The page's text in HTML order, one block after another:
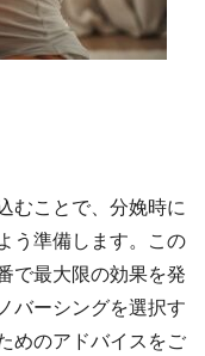
むことで、分娩時に
う準備します。この
で最大限の効果を発
バーシングを選択す
めのアドバイスをご